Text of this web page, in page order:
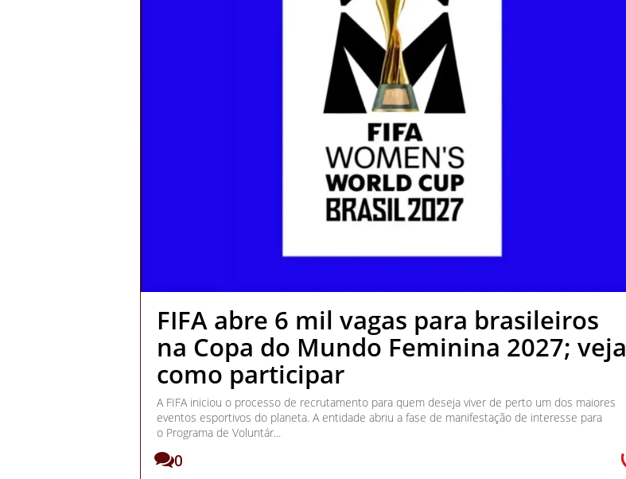
FIFA abre 6 mil vagas para brasileiros
na Copa do Mundo Feminina 2027; veja
como participar
A FIFA iniciou o processo de recrutamento para quem deseja viver de perto um dos maiores
eventos esportivos do planeta. A entidade abriu a fase de manifestação de interesse para
o Programa de Voluntár...
0